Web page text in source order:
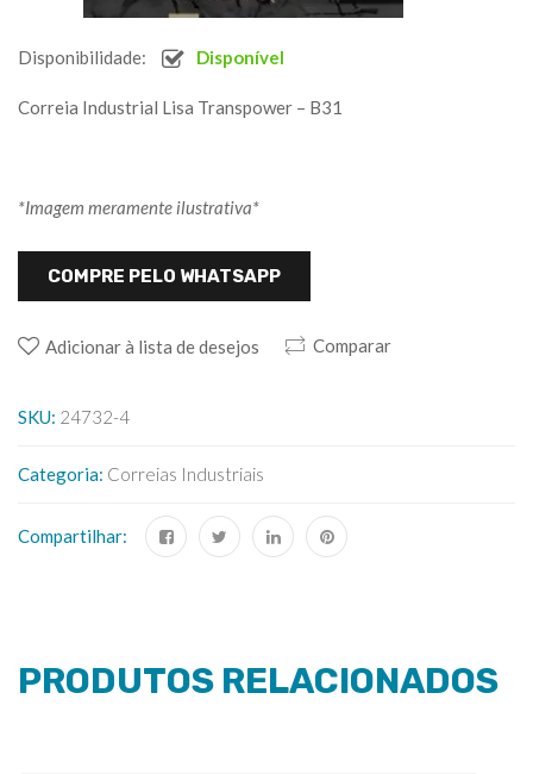
Disponibilidade: Disponível
Correia Industrial Lisa Transpower – B31
*Imagem meramente ilustrativa*
COMPRE PELO WHATSAPP
Adicionar à lista de desejos Comparar
SKU: 24732-4
Categoria: Correias Industriais
Compartilhar:
PRODUTOS RELACIONADOS